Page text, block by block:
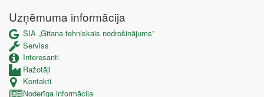
Uzņēmuma informācija
SIA „Gitana tehniskais nodrošinājums”
Serviss
Interesanti
Ražotāji
Kontakti
Noderīga informācija